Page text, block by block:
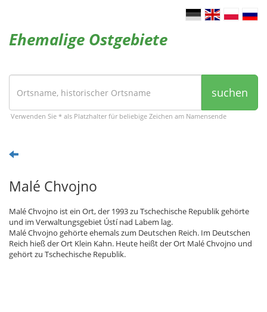
Ehemalige Ostgebiete
suchen
Verwenden Sie * als Platzhalter für beliebige Zeichen am Namensende
Malé Chvojno
Malé Chvojno ist ein Ort, der 1993 zu Tschechische Republik gehörte
und im Verwaltungsgebiet Ústí nad Labem lag.
Malé Chvojno gehörte ehemals zum Deutschen Reich. Im Deutschen
Reich hieß der Ort Klein Kahn. Heute heißt der Ort Malé Chvojno und
gehört zu Tschechische Republik.